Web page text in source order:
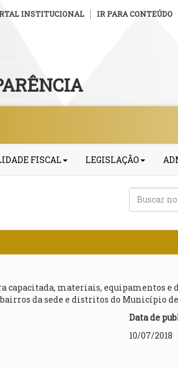
INSTITUCIONAL IR PARA CONTEÚDO
FISCAL LEGISLAÇÃO
materiais, equipamentos e
da sede e distritos do Município de
Data de
10/07/2018